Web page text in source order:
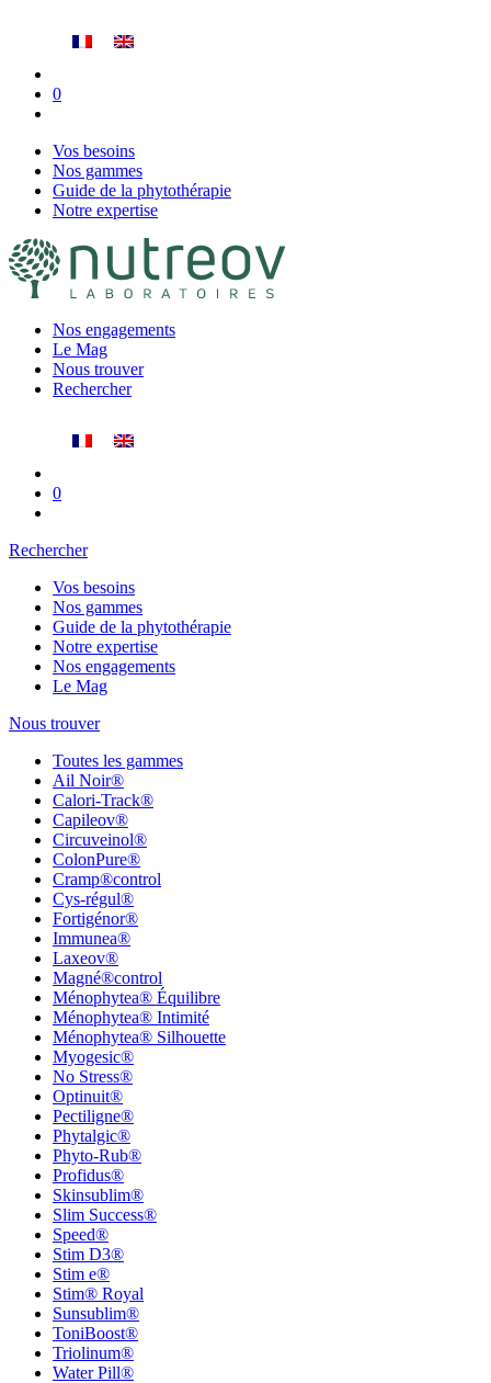
Vos besoins
Nos gammes
Guide de la phytothérapie
Notre expertise
Nos engagements
Le Mag
Nous trouver
Rechercher
Rechercher
Vos besoins
Nos gammes
Guide de la phytothérapie
Notre expertise
Nos engagements
Le Mag
Nous trouver
Toutes les gammes
Ail Noir®
Calori-Track®
Capileov®
Circuveinol®
ColonPure®
Cramp®control
Cys-régul®
Fortigénor®
Immunea®
Laxeov®
Magné®control
Ménophytea® Équilibre
Ménophytea® Intimité
Ménophytea® Silhouette
Myogesic®
No Stress®
Optinuit®
Pectiligne®
Phytalgic®
Phyto-Rub®
Profidus®
Skinsublim®
Slim Success®
Speed®
Stim D3®
Stim e®
Stim® Royal
Sunsublim®
ToniBoost®
Triolinum®
Water Pill®